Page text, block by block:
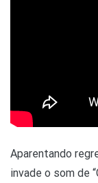
Aparentando
invade o som de